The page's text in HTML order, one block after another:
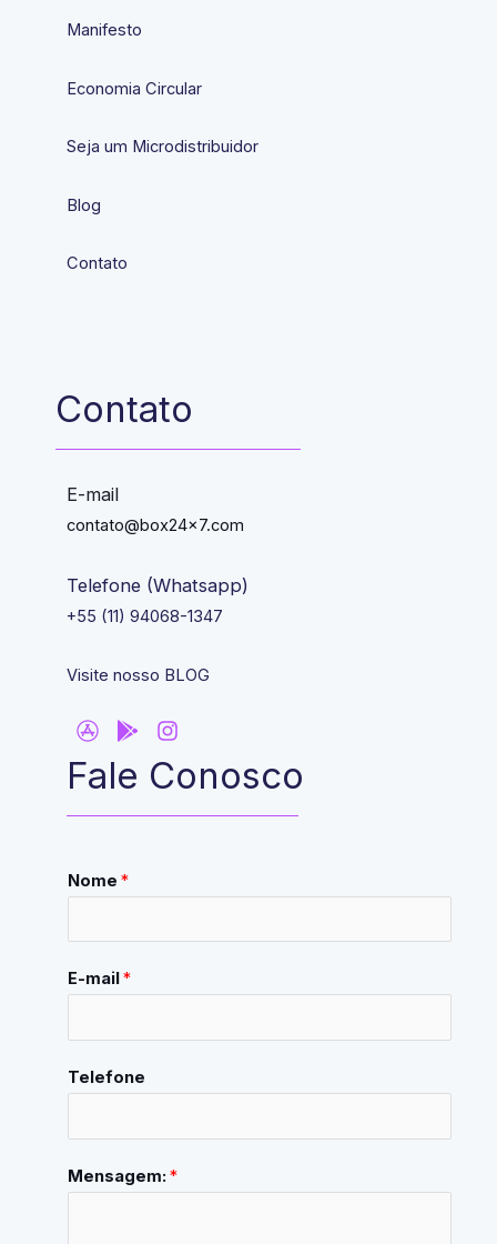
Manifesto
Economia Circular
Seja um Microdistribuidor
Blog
Contato
Contato
E-mail
contato@box24x7.com
Telefone (Whatsapp)
+55 (11) 94068-1347
Visite nosso BLOG
Fale Conosco
Nome *
E-mail *
Telefone
Mensagem: *